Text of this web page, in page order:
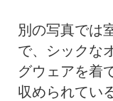
別の写真では
で、シックな
グウェアを着
収められてい